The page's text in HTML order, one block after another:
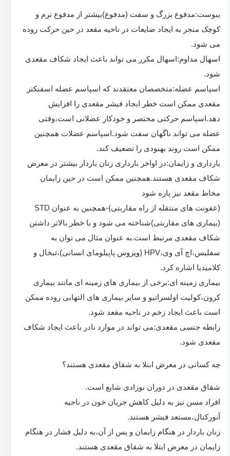
یبوست:مدفوع بزرگ و سفت (مدفوع)بیشتر از مدفوع نرم و
کوچک منجر به ایجاد ضایعات در ناحیه مقعد در حین حرکت روده
می شود.
اسهال مداوم:اسهال مکرر می تواند باعث ایجاد شکاف مقعدی
شود.
اسپاسم عضله:متخصصان معتقدند که اسپاسم عضله اسفنکتر
مقعدی ممکن است خطر ایجاد فیشر مقعدی را افزایش
دهد.اسپاسم حرکتی مختصر و خودکار عضلانی است،وقتی
عضله می تواند ناگهان سفت شود.اسپاسم عضلات همچنین
ممکن است روند بهبودی را تضعیف کند.
بارداری و زایمان:در اواخر بارداری زنان باردار بیشتر در معرض
شکاف مقعدی هستند.همچنین ممکن است در حین زایمان
مخاط مقعد نیز پاره شود
(عفونت های منتقله از راه مقاربتی)-همچنین به عنوان STD
(بیماری های مقاربتی)شناخته می شود و با خطر بالاتر داشتن
شکاف مقعدی مرتبط است.به عنوان مثال می توان به
سفلیس،اچ آی وی،HPV (ویروس پاپیلومای انسانی)،تبخال و
کلامیدیا اشاره کرد.
بیماری زمینه ای:برخی از بیماری های زمینه ای مانند بیماری
کرون،کولیت اولسراتیو و سایر بیماری های التهابی روده ممکن
است باعث ایجاد زخم در ناحیه مقعد شود.
رابطه جنسی مقعدی:می تواند در موارد نادر باعث ایجاد شکاف
مقعدی شود.
چه کسانی در معرض ابتلا به شقاق مقعدی هستند؟
شقاق مقعدی در دوران نوزادی شایع است.
افراد مسن نیز به دلیل کاهش جریان خون در ناحیه
آنورکتال،مستعد فیشر هستند.
زنان باردار در هنگام زایمان و پس از آن،به دلیل فشار در هنگام
زایمان در معرض ابتلا به شقاق مقعدی هستند.